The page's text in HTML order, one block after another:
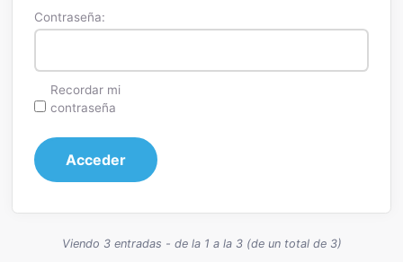
Viendo 3 entradas - de la 1 a la 3 (de un total de 3)
Contraseña:
Recordar mi
contraseña
Acceder